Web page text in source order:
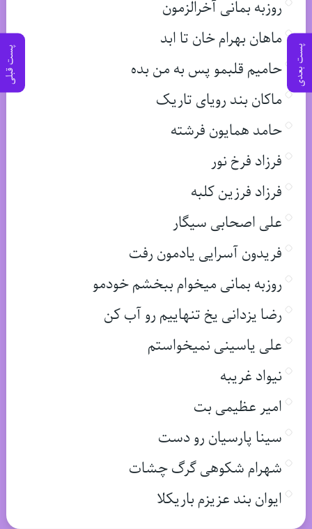
پست بعدی پست قبلی
روزبه بمانی آخرالزمون
ماهان بهرام خان تا ابد
حامیم قلبمو پس به من بده
ماکان بند رویای تاریک
حامد همایون فرشته
فرزاد فرخ نور
فرزاد فرزین کلبه
علی اصحابی سیگار
فریدون آسرایی یادمون رفت
روزبه بمانی میخوام ببخشم خودمو
رضا یزدانی یخ تنهاییم رو آب کن
علی یاسینی نمیخواستم
نیواد غریبه
امیر عظیمی بت
سینا پارسیان رو دست
شهرام شکوهی گرگ چشات
ایوان بند عزیزم باریکلا